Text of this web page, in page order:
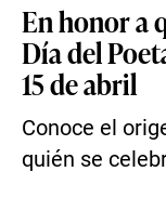
En honor a
Día del
15 de abril
Conoce el
quién se